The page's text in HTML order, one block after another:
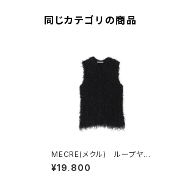
同じカテゴリの商品
MECRE(メクル) ループヤー
ンフリンジニットベスト
¥19,800